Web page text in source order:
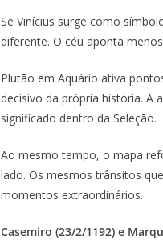
Se Vinícius surge como
diferente. O céu aponta
Plutão em Aquário ativa
decisivo da própria história. A
significado dentro da Seleção.
Ao mesmo tempo, o mapa
lado. Os mesmos trânsitos
momentos extraordinários.
Casemiro (23/2/1192) e